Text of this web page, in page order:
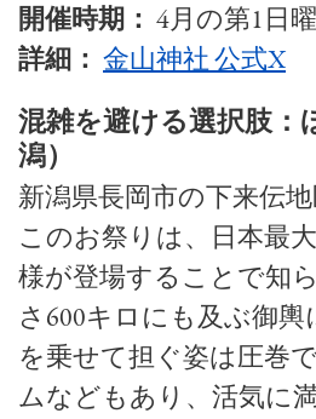
開催時期： 4月の第1日
詳細： 金山神社 公式X
混雑を避ける選択肢：
潟）
新潟県長岡市の下来伝
このお祭りは、日本最
様が登場することで知
さ600キロにも及ぶ御
を乗せて担ぐ姿は圧巻
ムなどもあり、活気に